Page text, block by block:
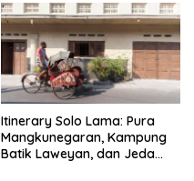
Itinerary Solo Lama: Pura
Mangkunegaran, Kampung
Batik Laweyan, dan Jeda